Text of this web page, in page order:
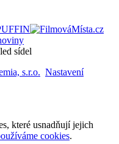
sídel
s.r.o. Nastavení
které usnadňují jejich
cookies.